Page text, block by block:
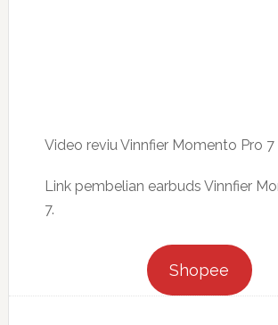
Video reviu Vinnfier Momento Pro 7
Link pembelian earbuds Vinnfier
7.
Shopee